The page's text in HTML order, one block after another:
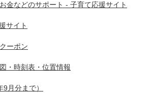
金などのサポート - 子育て応援サイト
サイト
ーポン
・時刻表・位置情報
月分まで）